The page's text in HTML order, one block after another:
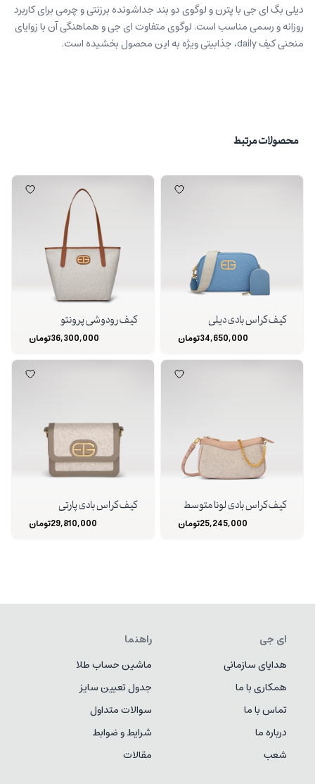
دیلی بگ ای جی با پترن و لوگوی دو بند جداشونده برزنتی و چرمی برای کاربرد
روزانه و رسمی مناسب است. لوگوی متفاوت ای جی و هماهنگی آن با زوایای
منحنی کیف daily، جذابیتی ویژه به این محصول بخشیده است.
محصولات مرتبط
کیف کراس بادی دیلی
34,650,000تومان
کیف رودوشی پرونتو
36,300,000تومان
کیف کراس بادی لونا متوسط
25,245,000تومان
کیف کراس بادی پارتی
29,810,000تومان
ای جی
هدایای سازمانی
همکاری با ما
تماس با ما
درباره ما
شعب
راهنما
ماشین حساب طلا
جدول تعیین سایز
سوالات متداول
شرایط و ضوابط
مقالات